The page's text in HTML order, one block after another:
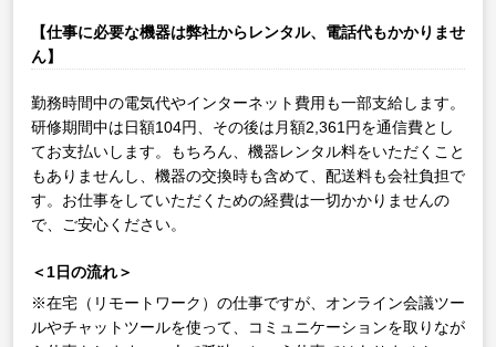
【仕事に必要な機器は弊社からレンタル、電話代もかかりませ
ん】
勤務時間中の電気代やインターネット費用も一部支給します。
研修期間中は日額104円、その後は月額2,361円を通信費とし
てお支払いします。もちろん、機器レンタル料をいただくこと
もありませんし、機器の交換時も含めて、配送料も会社負担で
す。お仕事をしていただくための経費は一切かかりませんの
で、ご安心ください。
＜1日の流れ＞
※在宅（リモートワーク）の仕事ですが、オンライン会議ツー
ルやチャットツールを使って、コミュニケーションを取りなが